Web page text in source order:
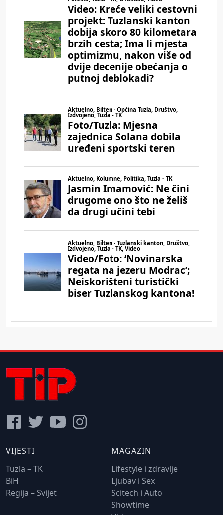
VIJESTI
Tuzla – TK
BiH
Regija – Svijet
MAGAZIN
Lifestyle i zdravlje
Ljubav i Sex
Scitech i Auto
Showtime